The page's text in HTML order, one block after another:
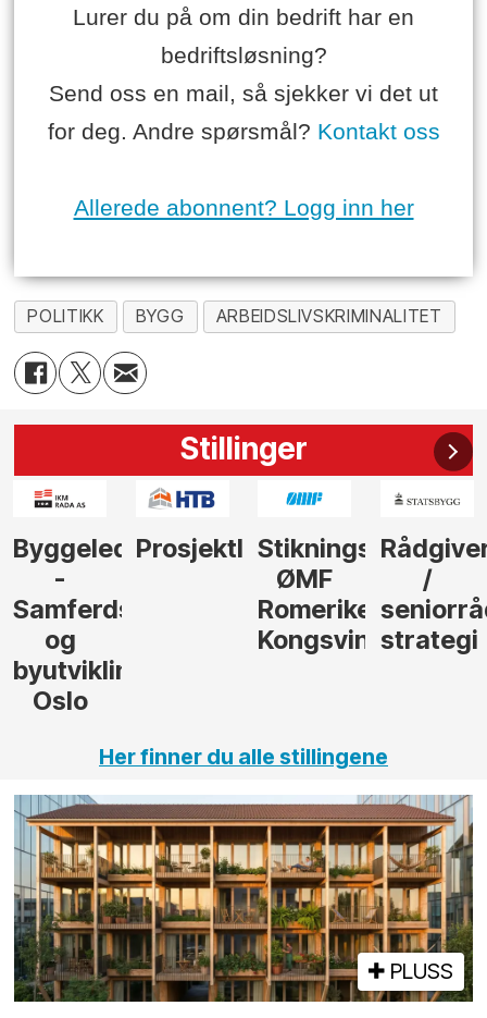
Lurer du på om din bedrift har en
bedriftsløsning?
Send oss en mail, så sjekker vi det ut
for deg. Andre spørsmål? Kontakt oss
Allerede abonnent? Logg inn her
POLITIKK BYGG ARBEIDSLIVSKRIMINALITET
Stillinger
ProsjektlederStikningsingeniør
Kongsvinger
Rådgiver
/
seniorrådgiver
strategi
til
i Gulen
Her finner du alle stillingene
PLUSS